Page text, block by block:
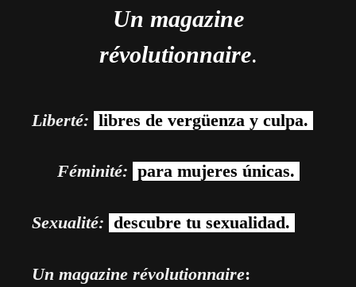
Un magazine
révolutionnaire.
Liberté: libres de vergüenza y culpa.
Féminité: para mujeres únicas.
Sexualité: descubre tu sexualidad.
Un magazine révolutionnaire: